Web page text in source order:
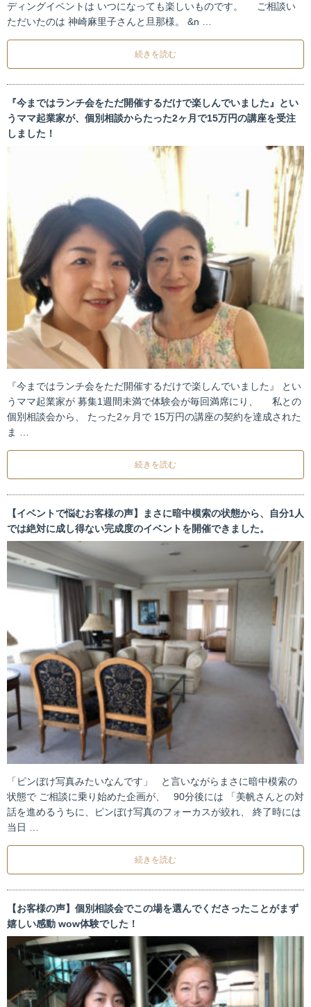
ディングイベントは いつになっても楽しいものです。 ご相談い
ただいたのは 神崎麻里子さんと旦那様。 &n …
続きを読む
『今まではランチ会をただ開催するだけで楽しんでいました』とい
うママ起業家が、個別相談からたった2ヶ月で15万円の講座を受注
しました！
『今まではランチ会をただ開催するだけで楽しんでいました』 とい
うママ起業家が 募集1週間未満で体験会が毎回満席にり、 私との
個別相談会から、 たった2ヶ月で 15万円の講座の契約を達成された
ま …
続きを読む
【イベントで悩むお客様の声】まさに暗中模索の状態から、自分1人
では絶対に成し得ない完成度のイベントを開催できました。
「ピンぼけ写真みたいなんです」 と言いながらまさに暗中模索の
状態で ご相談に乗り始めた企画が、 90分後には 「美帆さんとの対
話を進めるうちに、ピンぼけ写真のフォーカスが絞れ、 終了時には
当日 …
続きを読む
【お客様の声】個別相談会でこの場を選んでくださったことがまず
嬉しい感動 wow体験でした！